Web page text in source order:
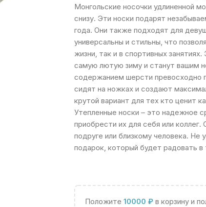
Монгольские носочки удлиненной
снизу. Эти носки подарят
года. Они также подходят для
универсальны и стильны, что
жизни, так и в спортивных
самую лютую зиму и станут вашим
содержанием шерсти превосходно
сидят на ножках и создают
крутой вариант для тех кто ценит
Утепленные носки – это надежное
приобрести их для себя или
подруге или близкому человека. Не
подарок, который будет радовать в
Положите 10000 ₽в корзину и